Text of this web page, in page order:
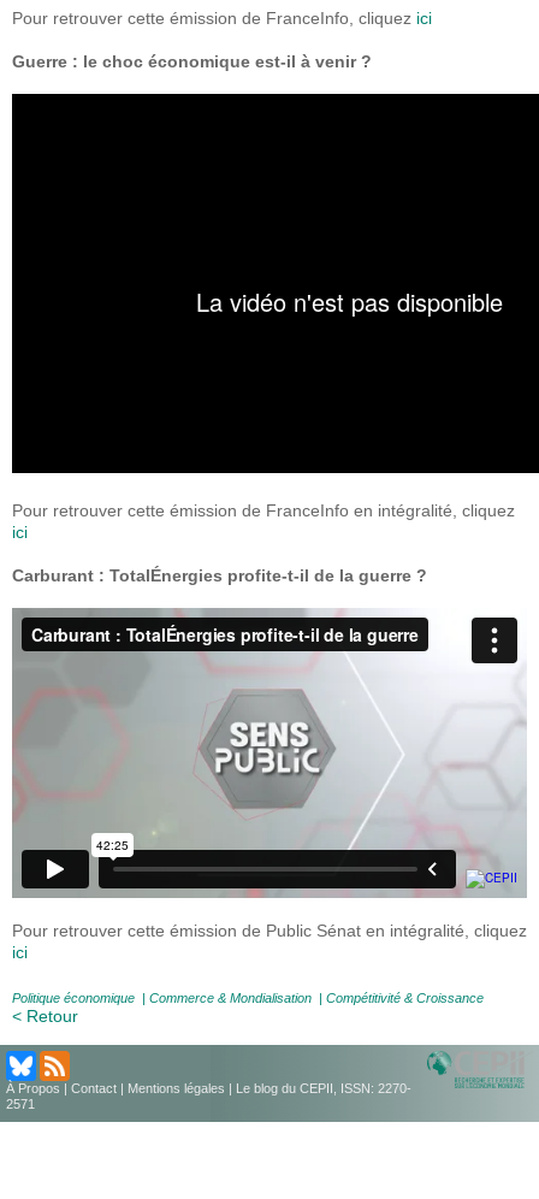
Pour retrouver cette émission de FranceInfo, cliquez ici
Guerre : le choc économique est-il à venir ?
Pour retrouver cette émission de FranceInfo en intégralité, cliquez
ici
Carburant : TotalÉnergies profite-t-il de la guerre ?
Pour retrouver cette émission de Public Sénat en intégralité, cliquez
ici
Politique économique | Commerce & Mondialisation | Compétitivité & Croissance
< Retour
À Propos | Contact | Mentions légales | Le blog du CEPII, ISSN: 2270-
2571